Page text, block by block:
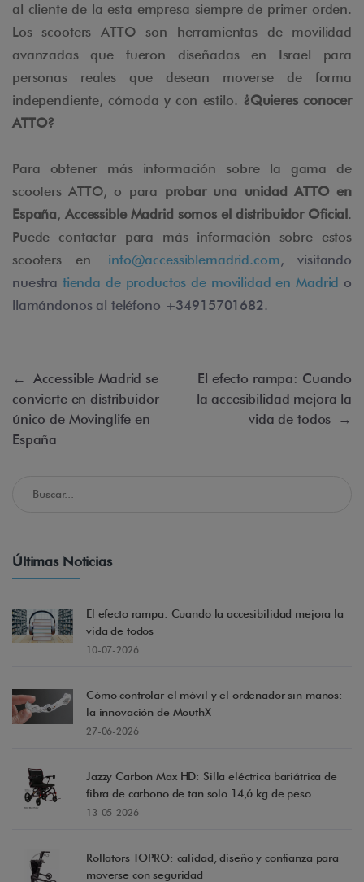
al cliente de la esta empresa siempre de primer orden.
Los scooters ATTO son herramientas de movilidad
avanzadas que fueron diseñadas en Israel para
personas reales que desean moverse de forma
independiente, cómoda y con estilo. ¿Quieres conocer
ATTO?
Para obtener más información sobre la gama de
scooters ATTO, o para probar una unidad ATTO en
España, Accessible Madrid somos el distribuidor Oficial .
Puede contactar para más información sobre estos
scooters en info@accessiblemadrid.com, visitando
nuestra tienda de productos de movilidad en Madrid o
llamándonos al teléfono +34915701682.
← Accessible Madrid se
convierte en distribuidor
único de Movinglife en
España
El efecto rampa: Cuando
la accesibilidad mejora la
vida de todos →
Buscar en el Blog de Accessible Madrid
Últimas Noticias
El efecto rampa: Cuando la accesibilidad mejora la
vida de todos
10-07-2026
Cómo controlar el móvil y el ordenador sin manos:
la innovación de MouthX
27-06-2026
Jazzy Carbon Max HD: Silla eléctrica bariátrica de
fibra de carbono de tan solo 14,6 kg de peso
13-05-2026
Rollators TOPRO: calidad, diseño y confianza para
moverse con seguridad